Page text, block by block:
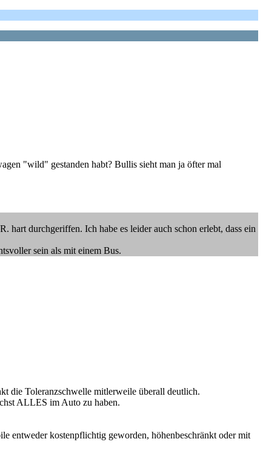
"wild" gestanden habt? Bullis sieht man ja öfter mal
durchgeriffen. Ich habe es leider auch schon erlebt, dass ein
sein als mit einem Bus.
die Toleranzschwelle mitlerweile überall deutlich.
ALLES im Auto zu haben.
entweder kostenpflichtig geworden, höhenbeschränkt oder mit